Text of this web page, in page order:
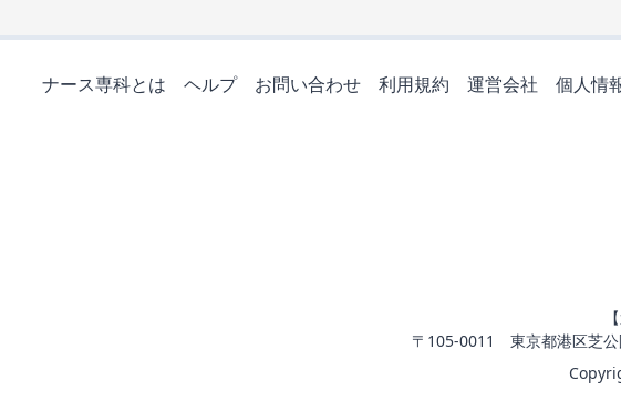
ナース専科とは ヘルプ お問い合わせ 利用規約 運営会社 個人情
〒105-0011 東京都港区芝公